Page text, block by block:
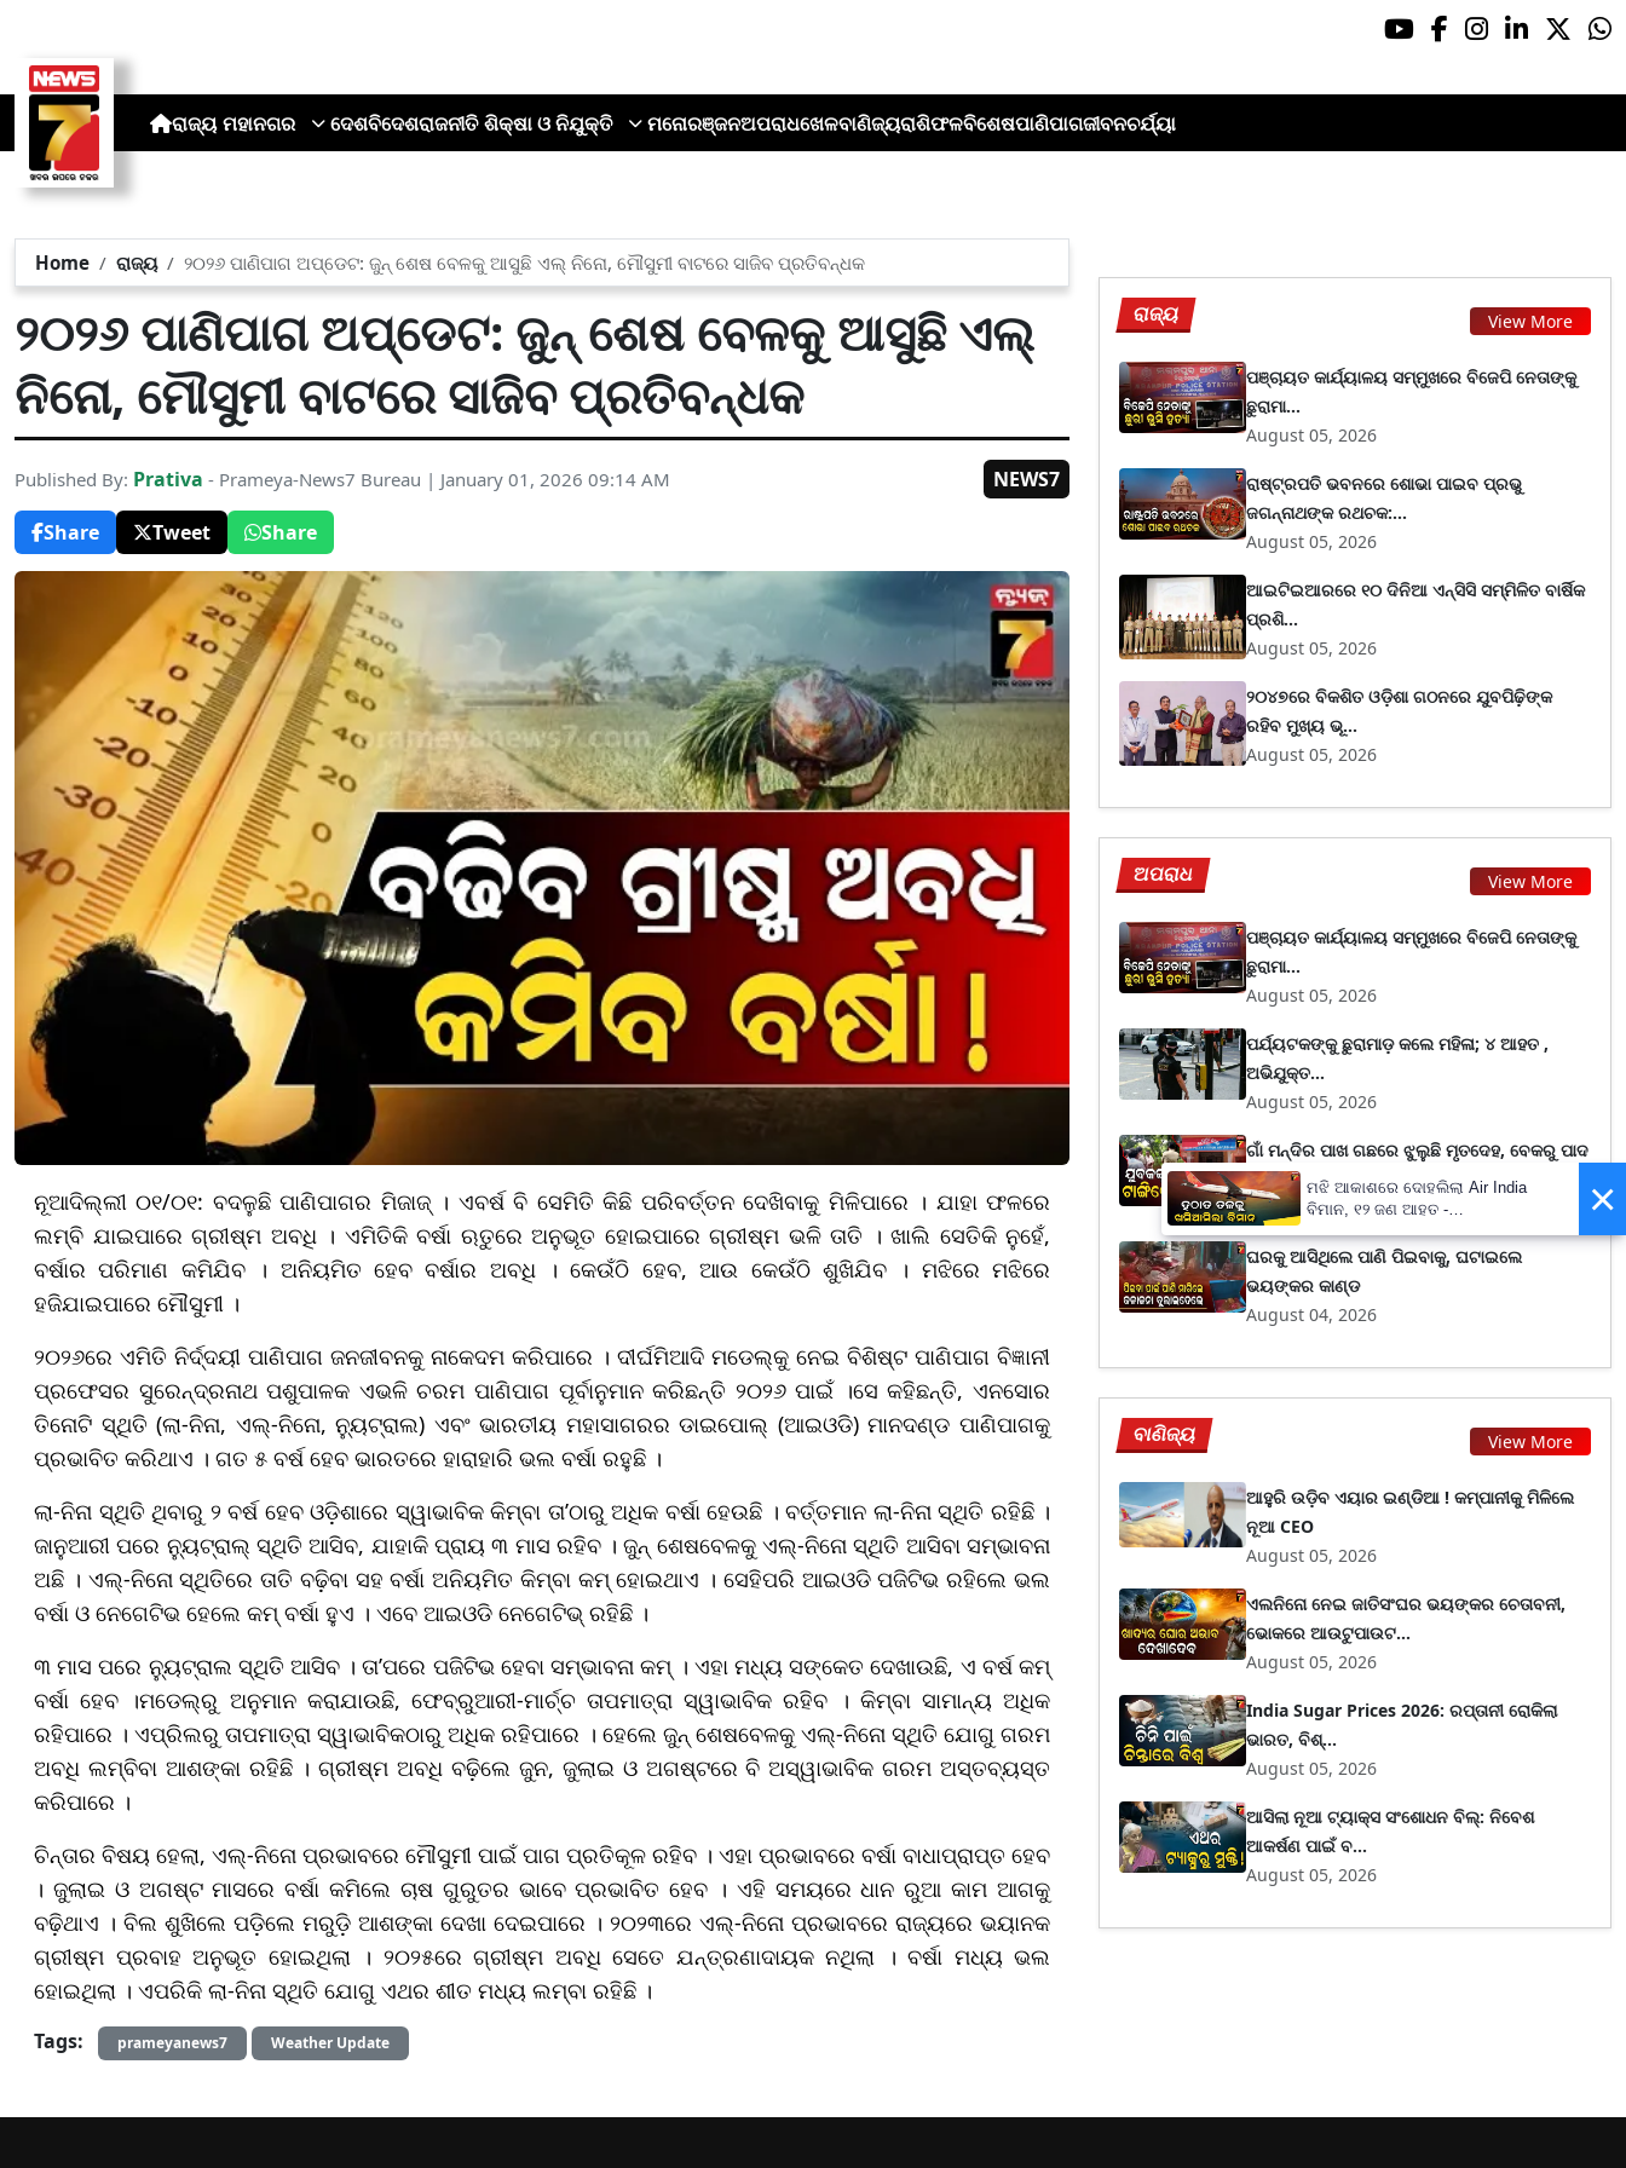
ରାଜ୍ୟ ମହାନଗର ଦେଶବିଦେଶରାଜନୀତି ଶିକ୍ଷା ଓ ନିଯୁକ୍ତି ମନୋରଞ୍ଜନଅପରାଧଖେଳବାଣିଜ୍ୟରାଶିଫଳବିଶେଷପାଣିପାଗଜୀବନଚର୍ଯ୍ୟା
Home ରାଜ୍ୟ ୨୦୨୬ ପାଣିପାଗ ଅପ୍‌ଡେଟ: ଜୁନ୍ ଶେଷ ବେଳକୁ ଆସୁଛି ଏଲ୍‌ ନିନୋ, ମୌସୁମୀ ବାଟରେ ସାଜିବ ପ୍ରତିବନ୍ଧକ
୨୦୨୬ ପାଣିପାଗ ଅପ୍‌ଡେଟ: ଜୁନ୍ ଶେଷ ବେଳକୁ ଆସୁଛି ଏଲ୍‌
ନିନୋ, ମୌସୁମୀ ବାଟରେ ସାଜିବ ପ୍ରତିବନ୍ଧକ
Published By: Prativa - Prameya-News7 Bureau | January 01, 2026 09:14 AM
NEWS7
Share
Tweet Share
ନୂଆଦିଲ୍ଲୀ ୦୧/୦୧: ବଦଳୁଛି ପାଣିପାଗର ମିଜାଜ୍ । ଏବର୍ଷ ବି ସେମିତି କିଛି ପରିବର୍ତ୍ତନ ଦେଖିବାକୁ ମିଳିପାରେ । ଯାହା ଫଳରେ
ଲମ୍ବି ଯାଇପାରେ ଗ୍ରୀଷ୍ମ ଅବଧି । ଏମିତିକି ବର୍ଷା ଋତୁରେ ଅନୁଭୂତ ହୋଇପାରେ ଗ୍ରୀଷ୍ମ ଭଳି ତାତି । ଖାଲି ସେତିକି ନୁହେଁ,
ବର୍ଷାର ପରିମାଣ କମିଯିବ । ଅନିୟମିତ ହେବ ବର୍ଷାର ଅବଧି । କେଉଁଠି ହେବ, ଆଉ କେଉଁଠି ଶୁଖିଯିବ । ମଝିରେ ମଝିରେ
ହଜିଯାଇପାରେ ମୌସୁମୀ ।
୨୦୨୬ରେ ଏମିତି ନିର୍ଦ୍ଦୟୀ ପାଣିପାଗ ଜନଜୀବନକୁ ନାକେଦମ କରିପାରେ । ଦୀର୍ଘମିଆଦି ମଡେଲ୍କୁ ନେଇ ବିଶିଷ୍ଟ ପାଣିପାଗ ବିଜ୍ଞାନୀ
ପ୍ରଫେସର ସୁରେନ୍ଦ୍ରନାଥ ପଶୁପାଳକ ଏଭଳି ଚରମ ପାଣିପାଗ ପୂର୍ବାନୁମାନ କରିଛନ୍ତି ୨୦୨୬ ପାଇଁ ।ସେ କହିଛନ୍ତି, ଏନସୋର
ତିନୋଟି ସ୍ଥିତି (ଲା-ନିନା, ଏଲ୍-ନିନୋ, ନ୍ୟୁଟ୍ରାଲ) ଏବଂ ଭାରତୀୟ ମହାସାଗରର ଡାଇପୋଲ୍ (ଆଇଓଡି) ମାନଦଣ୍ଡ ପାଣିପାଗକୁ
ପ୍ରଭାବିତ କରିଥାଏ । ଗତ ୫ ବର୍ଷ ହେବ ଭାରତରେ ହାରାହାରି ଭଲ ବର୍ଷା ରହୁଛି ।
ଲା-ନିନା ସ୍ଥିତି ଥିବାରୁ ୨ ବର୍ଷ ହେବ ଓଡ଼ିଶାରେ ସ୍ୱାଭାବିକ କିମ୍ବା ତା’ଠାରୁ ଅଧିକ ବର୍ଷା ହେଉଛି । ବର୍ତ୍ତମାନ ଲା-ନିନା ସ୍ଥିତି ରହିଛି ।
ଜାନୁଆରୀ ପରେ ନ୍ୟୁଟ୍ରାଲ୍ ସ୍ଥିତି ଆସିବ, ଯାହାକି ପ୍ରାୟ ୩ ମାସ ରହିବ । ଜୁନ୍ ଶେଷବେଳକୁ ଏଲ୍-ନିନୋ ସ୍ଥିତି ଆସିବା ସମ୍ଭାବନା
ଅଛି । ଏଲ୍-ନିନୋ ସ୍ଥିତିରେ ତାତି ବଢ଼ିବା ସହ ବର୍ଷା ଅନିୟମିତ କିମ୍ବା କମ୍ ହୋଇଥାଏ । ସେହିପରି ଆଇଓଡି ପଜିଟିଭ ରହିଲେ ଭଲ
ବର୍ଷା ଓ ନେଗେଟିଭ ହେଲେ କମ୍ ବର୍ଷା ହୁଏ । ଏବେ ଆଇଓଡି ନେଗେଟିଭ୍ ରହିଛି ।
୩ ମାସ ପରେ ନ୍ୟୁଟ୍ରାଲ ସ୍ଥିତି ଆସିବ । ତା’ପରେ ପଜିଟିଭ ହେବା ସମ୍ଭାବନା କମ୍ । ଏହା ମଧ୍ୟ ସଙ୍କେତ ଦେଖାଉଛି, ଏ ବର୍ଷ କମ୍
ବର୍ଷା ହେବ ।ମଡେଲ୍ରୁ ଅନୁମାନ କରାଯାଉଛି, ଫେବ୍ରୁଆରୀ-ମାର୍ଚ୍ଚ ତାପମାତ୍ରା ସ୍ୱାଭାବିକ ରହିବ । କିମ୍ବା ସାମାନ୍ୟ ଅଧିକ
ରହିପାରେ । ଏପ୍ରିଲରୁ ତାପମାତ୍ରା ସ୍ୱାଭାବିକଠାରୁ ଅଧିକ ରହିପାରେ । ହେଲେ ଜୁନ୍ ଶେଷବେଳକୁ ଏଲ୍-ନିନୋ ସ୍ଥିତି ଯୋଗୁ ଗରମ
ଅବଧି ଲମ୍ବିବା ଆଶଙ୍କା ରହିଛି । ଗ୍ରୀଷ୍ମ ଅବଧି ବଢ଼ିଲେ ଜୁନ, ଜୁଲାଇ ଓ ଅଗଷ୍ଟରେ ବି ଅସ୍ୱାଭାବିକ ଗରମ ଅସ୍ତବ୍ୟସ୍ତ
କରିପାରେ ।
ଚିନ୍ତାର ବିଷୟ ହେଲା, ଏଲ୍-ନିନୋ ପ୍ରଭାବରେ ମୌସୁମୀ ପାଇଁ ପାଗ ପ୍ରତିକୂଳ ରହିବ । ଏହା ପ୍ରଭାବରେ ବର୍ଷା ବାଧାପ୍ରାପ୍ତ ହେବ
। ଜୁଲାଇ ଓ ଅଗଷ୍ଟ ମାସରେ ବର୍ଷା କମିଲେ ଚାଷ ଗୁରୁତର ଭାବେ ପ୍ରଭାବିତ ହେବ । ଏହି ସମୟରେ ଧାନ ରୁଆ କାମ ଆଗକୁ
ବଢ଼ିଥାଏ । ବିଲ ଶୁଖିଲେ ପଡ଼ିଲେ ମରୁଡ଼ି ଆଶଙ୍କା ଦେଖା ଦେଇପାରେ । ୨୦୨୩ରେ ଏଲ୍-ନିନୋ ପ୍ରଭାବରେ ରାଜ୍ୟରେ ଭୟାନକ
ଗ୍ରୀଷ୍ମ ପ୍ରବାହ ଅନୁଭୂତ ହୋଇଥିଲା । ୨୦୨୫ରେ ଗ୍ରୀଷ୍ମ ଅବଧି ସେତେ ଯନ୍ତ୍ରଣାଦାୟକ ନଥିଲା । ବର୍ଷା ମଧ୍ୟ ଭଲ
ହୋଇଥିଲା । ଏପରିକି ଲା-ନିନା ସ୍ଥିତି ଯୋଗୁ ଏଥର ଶୀତ ମଧ୍ୟ ଲମ୍ବା ରହିଛି ।
Tags: prameyanews7 Weather Update
ରାଜ୍ୟ View More
ପଞ୍ଚାୟତ କାର୍ଯ୍ୟାଳୟ ସମ୍ମୁଖରେ ବିଜେପି ନେତାଙ୍କୁ
ଛୁରାମା...
August 05, 2026
ରାଷ୍ଟ୍ରପତି ଭବନରେ ଶୋଭା ପାଇବ ପ୍ରଭୁ
ଜଗନ୍ନାଥଙ୍କ ରଥଚକ:...
August 05, 2026
ଆଇଟିଇଆରରେ ୧୦ ଦିନିଆ ଏନ୍‌ସିସି ସମ୍ମିଳିତ ବାର୍ଷିକ
ପ୍ରଶି...
August 05, 2026
୨୦୪୭ରେ ବିକଶିତ ଓଡ଼ିଶା ଗଠନରେ ଯୁବପିଢ଼ିଙ୍କ
ରହିବ ମୁଖ୍ୟ ଭୂ...
August 05, 2026
ଅପରାଧ View More
ପଞ୍ଚାୟତ କାର୍ଯ୍ୟାଳୟ ସମ୍ମୁଖରେ ବିଜେପି ନେତାଙ୍କୁ
ଛୁରାମା...
August 05, 2026
ପର୍ଯ୍ୟଟକଙ୍କୁ ଛୁରାମାଡ଼ କଲେ ମହିଳା; ୪ ଆହତ ,
ଅଭିଯୁକ୍ତ...
August 05, 2026
ଗାଁ ମନ୍ଦିର ପାଖ ଗଛରେ ଝୁଲୁଛି ମୃତଦେହ, ବେକରୁ ପାଦ
ଯାଏଁ...
August 05, 2026
ଘରକୁ ଆସିଥିଲେ ପାଣି ପିଇବାକୁ, ଘଟାଇଲେ
ଭୟଙ୍କର କାଣ୍ଡ
August 04, 2026
ବାଣିଜ୍ୟ View More
ଆହୁରି ଉଡ଼ିବ ଏୟାର ଇଣ୍ଡିଆ ! କମ୍ପାନୀକୁ ମିଳିଲେ
ନୂଆ CEO
August 05, 2026
ଏଲନିନୋ ନେଇ ଜାତିସଂଘର ଭୟଙ୍କର ଚେତାବନୀ,
ଭୋକରେ ଆଉଟୁପାଉଟ...
August 05, 2026
India Sugar Prices 2026: ରପ୍ତାନୀ ରୋକିଲା
ଭାରତ, ବିଶ୍...
August 05, 2026
ଆସିଲା ନୂଆ ଟ୍ୟାକ୍ସ ସଂଶୋଧନ ବିଲ୍: ନିବେଶ
ଆକର୍ଷଣ ପାଇଁ ବ...
August 05, 2026
×
ମଝି ଆକାଶରେ ଦୋହଲିଲା Air India
ବିମାନ, ୧୨ ଜଣ ଆହତ -